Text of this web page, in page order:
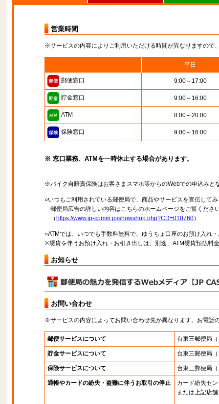
営業時間
※サービスの内容によりご利用いただける時間が異なりますので
平日
郵便窓口 9:00～17:00
貯金窓口 9:00～16:00
ATM 8:00～20:00
保険窓口 9:00～16:00
※ 窓口業務、ATMを一時休止する場合があります。
※バイク自賠責保険はお客さまスマホ等からのWebでの申込みと
○いつもご利用されている郵便局で、商品やサービスを宣伝して
郵便局広告の詳しい内容はこちらのホームページをご覧くださ
（ https://www.jp-comm.jp/showshop.php?CD=010760）
○ATMでは、いつでも手数料無料で、ゆうちょ口座のお預け入れ
※硬貨を伴うお預け入れ・お引き出しは、別途、ATM硬貨預払料
お知らせ
お問い合わせ
※サービスの内容によってお問い合わせ先が異なります。お電話
郵便サービスについて 台東三郵便局
貯金サービスについて 台東三郵便局
保険サービスについて 台東三郵便局
通帳やカードの紛失・盗難に伴うお取引の停止
カード紛失セ
または上記店舗